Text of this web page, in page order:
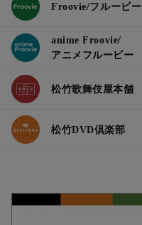
Froovie/フルービー
anime Froovie/
アニメフルービー
松竹歌舞伎屋本舗
松竹DVD倶楽部